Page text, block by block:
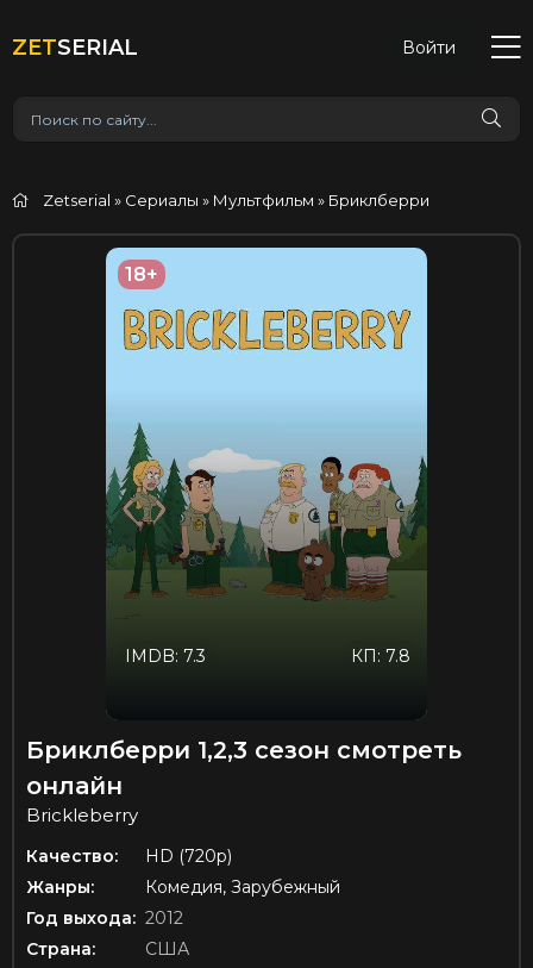
ZETSERIAL Войти
Zetserial » Сериалы » Мультфильм » Бриклберри
18+
КП: 7.8
IMDB: 7.3
Бриклберри 1,2,3 сезон смотреть
онлайн
Brickleberry
Качество:
HD (720p)
Жанры:
Комедия, Зарубежный
Год выхода: 2012
Страна:
США